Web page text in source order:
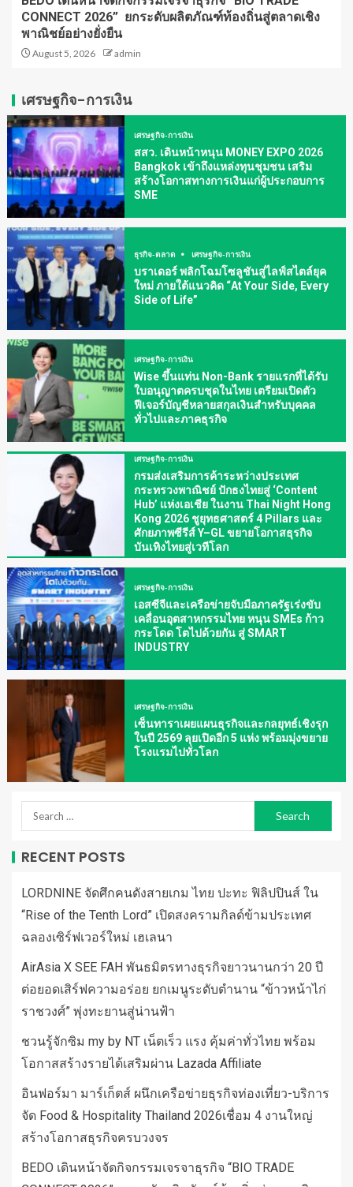
CONNECT 2026” ยกระดับผลิตภัณฑ์ท้องถิ่นสู่ตลาดเชิง
พาณิชย์อย่างยั่งยืน
August 5, 2026 admin
เศรษฐกิจ-การเงิน
เศรษฐกิจ-การเงิน
สสว. เดินหน้าหนุน MONEY EXPO 2026
Bangkok เข้าถึงแหล่งทุนชุมชน เสริม
สร้างโอกาสทางการเงินแก่ผู้ประกอบการ
SME
ธุรกิจ-ตลาด เศรษฐกิจ-การเงิน
บราเดอร์ พลิกโฉมโซลูชันสู่ไลฟ์สไตล์ยุค
ใหม่ ภายใต้แนวคิด “At Your Side, Every
Side of Life”
เศรษฐกิจ-การเงิน
Wise ขึ้นแท่น Non-Bank รายแรกที่ได้รับ
ใบอนุญาตครบชุดในไทย เตรียมเปิดตัว
ฟีเจอร์บัญชีหลายสกุลเงินสำหรับบุคคล
ทั่วไปและภาคธุรกิจ
เศรษฐกิจ-การเงิน
กรมส่งเสริมการค้าระหว่างประเทศ
กระทรวงพาณิชย์ ปักธงไทยสู่ ‘Content
Hub’ แห่งเอเชีย ในงาน Thai Night Hong
Kong 2026 ชูยุทธศาสตร์ 4 Pillars และ
ศักยภาพซีรีส์ Y–GL ขยายโอกาสธุรกิจ
บันเทิงไทยสู่เวทีโลก
เศรษฐกิจ-การเงิน
เอสซีจีและเครือข่ายจับมือภาครัฐเร่งขับ
เคลื่อนอุตสาหกรรมไทย หนุน SMEs ก้าว
กระโดด โตไปด้วยกัน สู่ SMART
INDUSTRY
เศรษฐกิจ-การเงิน
เซ็นทาราเผยแผนธุรกิจและกลยุทธ์เชิงรุก
ในปี 2569 ลุยเปิดอีก 5 แห่ง พร้อมมุ่งขยาย
โรงแรมไปทั่วโลก
RECENT POSTS
LORDNINE จัดศึกคนดังสายเกม ไทย ปะทะ ฟิลิปปินส์ ใน
“Rise of the Tenth Lord” เปิดสงครามกิลด์ข้ามประเทศ
ฉลองเซิร์ฟเวอร์ใหม่ เฮเลนา
AirAsia X SEE FAH พันธมิตรทางธุรกิจยาวนานกว่า 20 ปี
ต่อยอดเสิร์ฟความอร่อย ยกเมนูระดับตำนาน “ข้าวหน้าไก่
ราชวงศ์” พุ่งทะยานสู่น่านฟ้า
ชวนรู้จักซิม my by NT เน็ตเร็ว แรง คุ้มค่าทั่วไทย พร้อม
โอกาสสร้างรายได้เสริมผ่าน Lazada Affiliate
อินฟอร์มา มาร์เก็ตส์ ผนึกเครือข่ายธุรกิจท่องเที่ยว-บริการ
จัด Food & Hospitality Thailand 2026เชื่อม 4 งานใหญ่
สร้างโอกาสธุรกิจครบวงจร
BEDO เดินหน้าจัดกิจกรรมเจรจาธุรกิจ “BIO TRADE